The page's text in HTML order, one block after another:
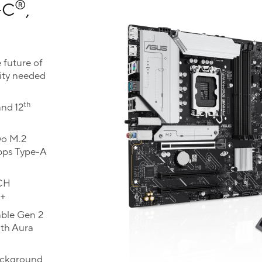
®,
future of
needed
12th
M.2
Type-A
Gen 2
Aura